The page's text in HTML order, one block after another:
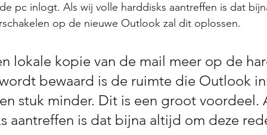
pc inlogt. Als wij volle harddisks aantreffen is dat
op de nieuwe Outlook zal dit oplossen.
lokale kopie van de mail meer op de
bewaard is de ruimte die Outlook
stuk minder. Dit is een groot voordeel.
aantreffen is dat bijna altijd om deze